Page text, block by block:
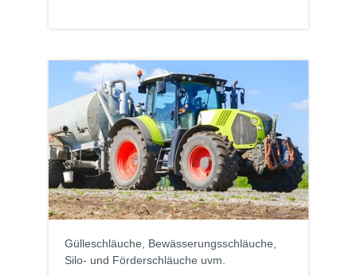
Gülleschläuche, Bewässerungsschläuche,
Silo- und Förderschläuche uvm.